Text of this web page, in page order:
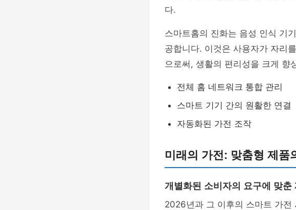
다.
스마트홈의 진화는 음성 인식 기
공합니다. 이것은 사용자가 자리
으로써, 생활의 편리성을 크게 향
전체 홈 네트워크 통합 관리
스마트 기기 간의 원활한 연결
자동화된 가전 조작
미래의 가전: 맞춤형 제품
개별화된 소비자의 요구에 맞춘
2026년과 그 이후의 스마트 가전